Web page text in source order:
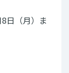
日（月）ま